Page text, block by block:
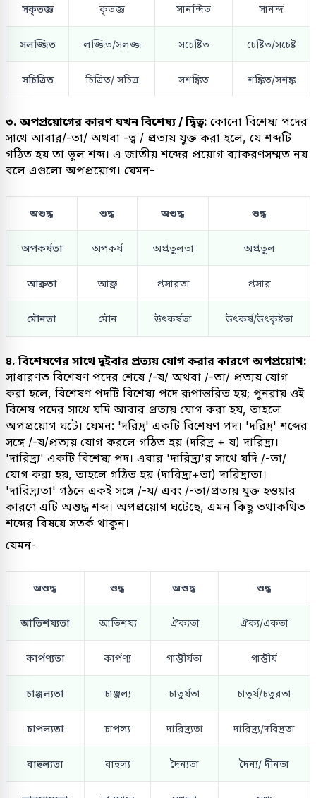
সকৃতজ্ঞ কৃতজ্ঞ সানন্দিত সানন্দ
সলজ্জিত লজ্জিত/সলজ্জ সচেষ্টিত চেষ্টিত/সচেষ্ট
সচিত্রিত চিত্রিত/ সচিত্র সশঙ্কিত শঙ্কিত/সশঙ্ক
৩. অপপ্রয়োগের কারণ যখন বিশেষ্য / দ্বিত্ব: কোনো বিশেষ্য পদের
সাথে আবার/-তা/ অথবা -ত্ব / প্রত্যয় যুক্ত করা হলে, যে শব্দটি
গঠিত হয় তা ভুল শব্দ। এ জাতীয় শব্দের প্রয়োগ ব্যাকরণসম্মত নয়
বলে এগুলো অপপ্রয়োগ। যেমন-
অশুদ্ধ শুদ্ধ অশুদ্ধ শুদ্ধ
অপকর্ষতা অপকর্ষ অপ্রতুলতা অপ্রতুল
আব্রুতা আব্রু প্রসারতা প্রসার
মৌনতা মৌন উৎকর্ষতা উৎকর্ষ/উৎকৃষ্টতা
৪. বিশেষণের সাথে দুইবার প্রত্যয় যোগ করার কারণে অপপ্রয়োগ:
সাধারণত বিশেষণ পদের শেষে /-য/ অথবা /-তা/ প্রত্যয় যোগ
করা হলে, বিশেষণ পদটি বিশেষ্য পদে রূপান্তরিত হয়; পুনরায় ওই
বিশেষ পদের সাথে যদি আবার প্রত্যয় যোগ করা হয়, তাহলে
অপপ্রয়োগ ঘটে। যেমন: 'দরিদ্র' একটি বিশেষণ পদ। 'দরিদ্র' শব্দের
সঙ্গে /-য/প্রত্যয় যোগ করলে গঠিত হয় (দরিদ্র + য) দারিদ্র্য।
'দারিদ্র্য' একটি বিশেষ্য পদ। এবার 'দারিদ্র্য'র সাথে যদি /-তা/
যোগ করা হয়, তাহলে গঠিত হয় (দারিদ্র্য+তা) দারিদ্র্যতা।
'দারিদ্র্যতা' গঠনে একই সঙ্গে /-য/ এবং /-তা/প্রত্যয় যুক্ত হওয়ার
কারণে এটি অশুদ্ধ শব্দ। অপপ্রয়োগ ঘটেছে, এমন কিছু তথাকথিত
শব্দের বিষয়ে সতর্ক থাকুন।
যেমন-
অশুদ্ধ শুদ্ধ অশুদ্ধ শুদ্ধ
আতিশয্যতা আতিশয্য ঐক্যতা ঐক্য/একতা
কার্পণ্যতা কার্পণ্য গাম্ভীর্যতা গাম্ভীর্য
চাঞ্জল্যতা চাঞ্জল্য চাতুর্যতা চাতুর্য/চতুরতা
চাপল্যতা চাপল্য দারিদ্র্যতা দারিদ্র্য/দরিদ্রতা
বাহুল্যতা বাহুল্য দৈন্যতা দৈন্য/ দীনতা